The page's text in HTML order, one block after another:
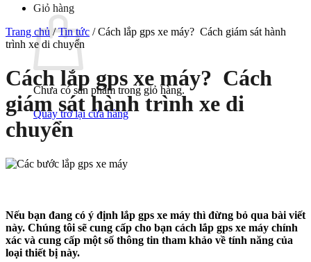
Giỏ hàng
Chưa có sản phẩm trong giỏ hàng.
Quay trở lại cửa hàng
Trang chủ /Tin tức /Cách lắp gps xe máy? Cách giám sát hành
trình xe di chuyển
Cách lắp gps xe máy? Cách
giám sát hành trình xe di
chuyển
Nếu bạn đang có ý định lắp gps xe máy thì đừng bỏ qua bài viết
này. Chúng tôi sẽ cung cấp cho bạn cách lắp gps xe máy chính
xác và cung cấp một số thông tin tham khảo về tính năng của
loại thiết bị này.